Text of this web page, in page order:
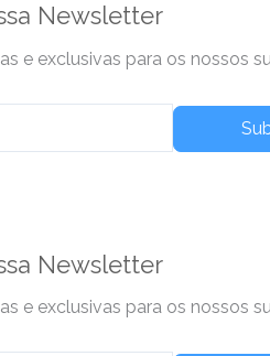
Newsletter
e exclusivas para os nossos
Newsletter
e exclusivas para os nossos